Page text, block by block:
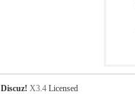
Discuz! X3.4 Licensed